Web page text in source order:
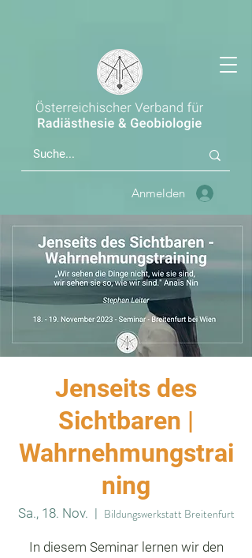
Anmelden
Jenseits des
Sichtbaren |
Wahrnehmungstrai
ning
Sa., 18. Nov.
  |
Bildungswerkstatt Breitenfurt
In diesem Seminar lernen wir den